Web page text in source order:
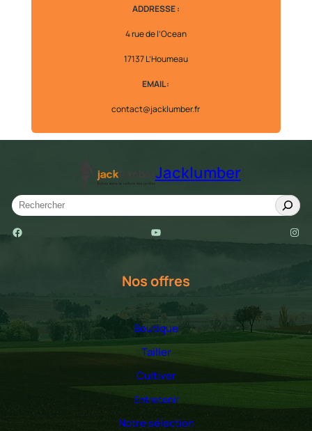
ADDRESSE :
4 rue de l’Ocean
17137 L’Houmeau
EMAIL :
contact@jacklumber.fr
Jacklumber
e
a
h
Facebook YouTube Instagram
Nos offres
Boutique
Tailler
Cultiver
Entretenir
Notre sélection